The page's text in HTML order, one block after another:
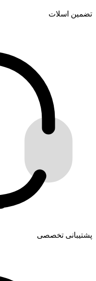
تضمین اسلات
پشتیبانی تخصصی